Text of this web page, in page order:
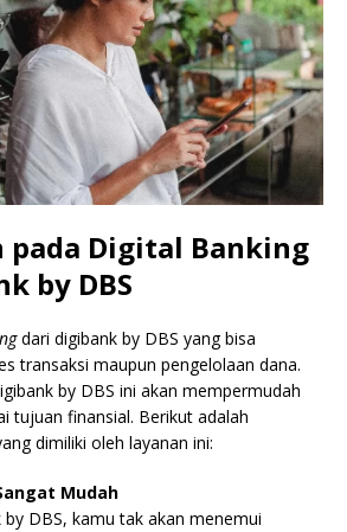
pada Digital Banking
by DBS
dari digibank by DBS yang bisa
transaksi maupun pengelolaan dana.
by DBS ini akan mempermudah
tujuan finansial. Berikut adalah
dimiliki oleh layanan ini:
Mudah
DBS, kamu tak akan menemui